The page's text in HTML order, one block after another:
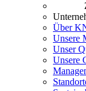
Über
Unsere
Unser
Unsere